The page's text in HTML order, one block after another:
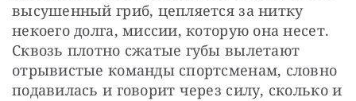
высушенный гриб, цепляется за нитку
некоего долга, миссии, которую она несет.
Сквозь плотно сжатые губы вылетают
отрывистые команды спортсменам, словно
подавилась и говорит через силу, сколько и